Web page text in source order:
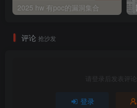
2025 hw 有poc的漏洞集合
评论 抢沙发
请登录后发表评论
登录